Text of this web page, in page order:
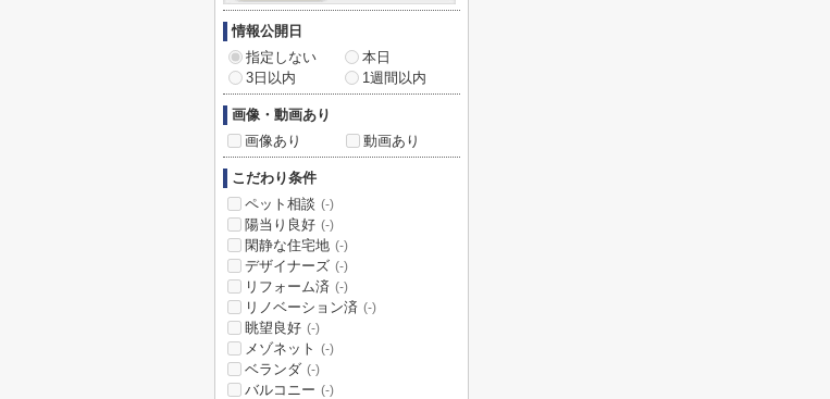
情報公開日
指定しない
本日
3日以内
1週間以内
画像・動画あり
画像あり
動画あり
こだわり条件
ペット相談 (-)
陽当り良好 (-)
閑静な住宅地 (-)
デザイナーズ (-)
リフォーム済 (-)
リノベーション済 (-)
眺望良好 (-)
メゾネット (-)
ベランダ (-)
バルコニー (-)